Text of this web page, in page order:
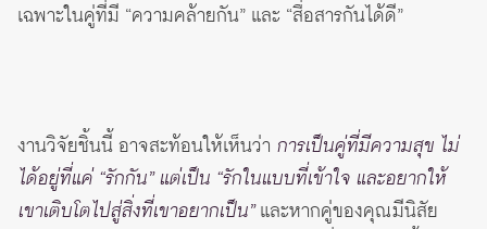
เฉพาะในคู่ที่มี “ความคล้ายกัน” และ “สื่อสารกันได้ดี”
งานวิจัยชิ้นนี้ อาจสะท้อนให้เห็นว่า การเป็นคู่ที่มีความสุข ไม่
ได้อยู่ที่แค่ “รักกัน” แต่เป็น “รักในแบบที่เข้าใจ และอยากให้
เขาเติบโตไปสู่สิ่งที่เขาอยากเป็น”และหากคู่ของคุณมีนิสัย